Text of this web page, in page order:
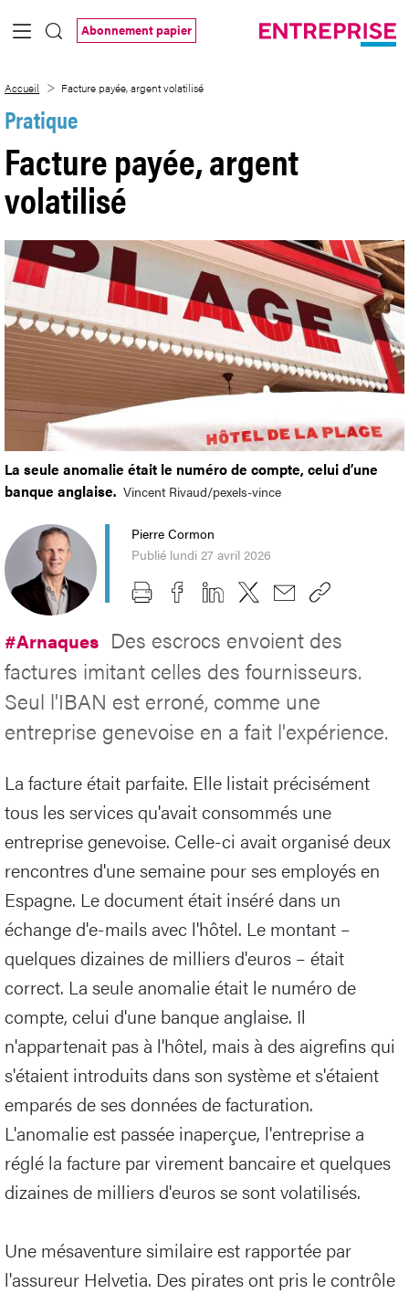
Saut au contenu principal
Abonnement papier
Accueil Facture payée, argent volatilisé
Pratique
Facture payée, argent
volatilisé
La seule anomalie était le numéro de compte, celui d’une
banque anglaise. Vincent Rivaud/pexels-vince
Pierre Cormon
Publié lundi 27 avril 2026
#Arnaques Des escrocs envoient des
factures imitant celles des fournisseurs.
Seul l'IBAN est erroné, comme une
entreprise genevoise en a fait l'expérience.
La facture était parfaite. Elle listait précisément
tous les services qu'avait consommés une
entreprise genevoise. Celle-ci avait organisé deux
rencontres d'une semaine pour ses employés en
Espagne. Le document était inséré dans un
échange d'e-mails avec l'hôtel. Le montant –
quelques dizaines de milliers d'euros – était
correct. La seule anomalie était le numéro de
compte, celui d'une banque anglaise. Il
n'appartenait pas à l'hôtel, mais à des aigrefins qui
s'étaient introduits dans son système et s'étaient
emparés de ses données de facturation.
L'anomalie est passée inaperçue, l'entreprise a
réglé la facture par virement bancaire et quelques
dizaines de milliers d'euros se sont volatilisés.
Une mésaventure similaire est rapportée par
l'assureur Helvetia. Des pirates ont pris le contrôle